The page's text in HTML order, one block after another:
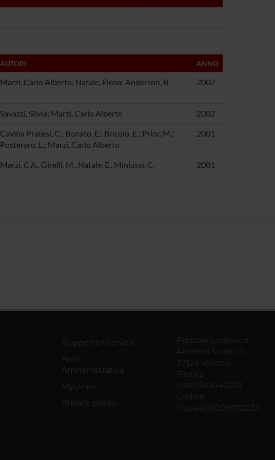
AUTORI ANNO
Marzi, Carlo Alberto; Natale, Elena; Anderson, B. 2002
Savazzi, Silvia; Marzi, Carlo Alberto 2002
Cavina Pratesi, C.; Bonato, E.; Bricolo, E.; Prior, M.;
Posteraro, L.; Marzi, Carlo Alberto
2001
Marzi, C.A., Girelli, M., Natale, E., Miniussi, C. 2001
Supporto tecnico
Area
Amministrativa
MyUnivr
Privacy policy
Piazzale Ludovico
Antonio Scuro 10
37124 Verona
Partita
IVA01541040232
Codice
Fiscale93009870234